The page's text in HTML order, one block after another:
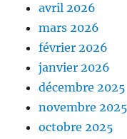
avril 2026
mars 2026
février 2026
janvier 2026
décembre 2025
novembre 2025
octobre 2025